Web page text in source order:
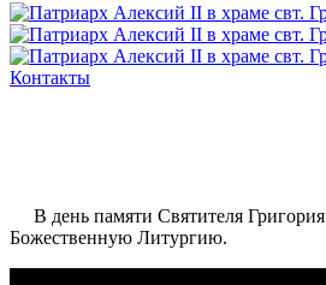
Контакты
В день памяти Святителя Григория
Божественную Литургию.